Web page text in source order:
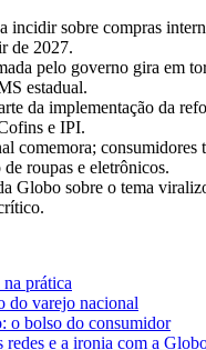
incidir sobre compras
de 2027.
pelo governo gira em
estadual.
da implementação da
e IPI.
comemora; consumidores
roupas e eletrônicos.
Globo sobre o tema
prática
do varejo nacional
o bolso do consumidor
redes e a ironia com a